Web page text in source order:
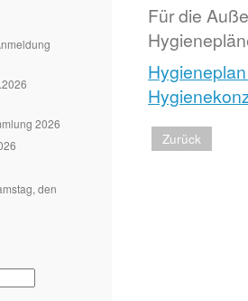
2026
den
Für die
Zurück